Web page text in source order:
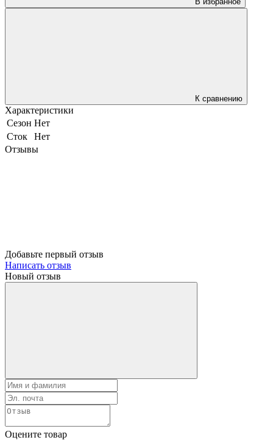
К сравнению
Характеристики
Сезон Нет
Сток
Нет
Отзывы
Добавьте первый отзыв
Написать отзыв
Новый отзыв
Оцените товар